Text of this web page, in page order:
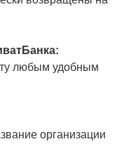
любым удобным
организации